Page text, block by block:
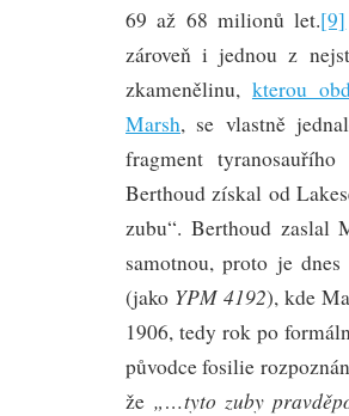
69 až 68 milionů let.[9]
zároveň i jednou z
zkamenělinu, kterou
Marsh, se vlastně
fragment
Berthoud získal od
zubu“. Berthoud zaslal
samotnou, proto je
(jako YPM 4192), kde
1906, tedy rok po
původce fosilie
že „…tyto zuby